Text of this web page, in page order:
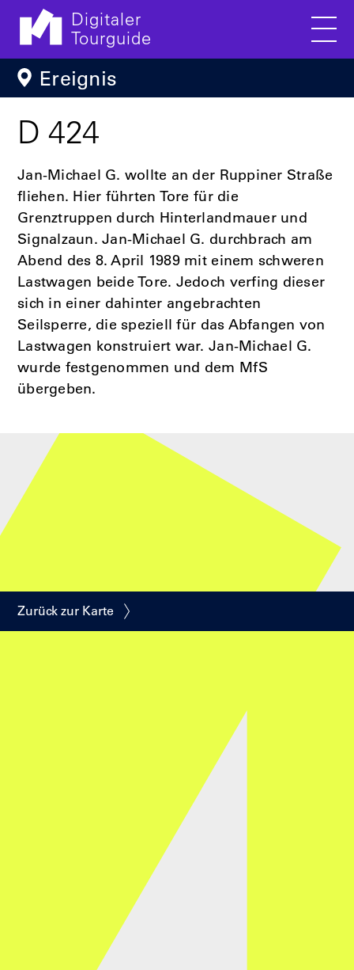
Direkt zum Inhalt
Digitaler
Tourguide
Ereignis
D 424
Jan-Michael G. wollte an der Ruppiner Straße
fliehen. Hier führten Tore für die
Grenztruppen durch Hinterlandmauer und
Signalzaun. Jan-Michael G. durchbrach am
Abend des 8. April 1989 mit einem schweren
Lastwagen beide Tore. Jedoch verfing dieser
sich in einer dahinter angebrachten
Seilsperre, die speziell für das Abfangen von
Lastwagen konstruiert war. Jan-Michael G.
wurde festgenommen und dem MfS
übergeben.
Zurück zur Karte